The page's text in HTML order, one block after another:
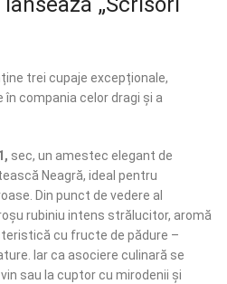
trei cupaje excepționale,
compania celor dragi și a
sec, un amestec elegant de
Neagră, ideal pentru
Din punct de vedere al
rubiniu intens strălucitor, aromă
cu fructe de pădure –
Iar ca asociere culinară se
sau la cuptor cu mirodenii și